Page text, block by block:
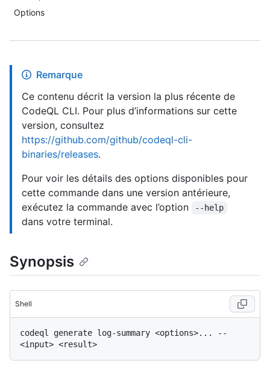
Options
Remarque
Ce contenu décrit la version la plus récente de
CodeQL CLI. Pour plus d’informations sur cette
version, consultez
https://github.com/github/codeql-cli-
binaries/releases.
Pour voir les détails des options disponibles pour
cette commande dans une version antérieure,
exécutez la commande avec l’option
--help
dans votre terminal.
Synopsis
Shell
codeql generate log-summary <options>... --